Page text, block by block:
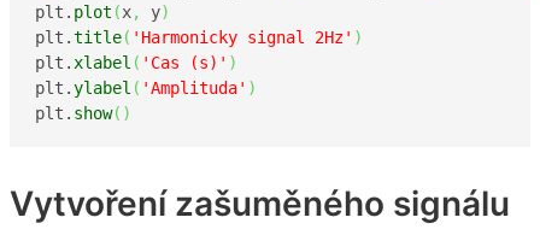
plt. plot (x, y)
plt.title( 'Harmonicky signal 2Hz' )
plt. xlabel ( 'Cas (s)' )
plt.ylabel ( 'Amplituda' )
plt. show( )
Vytvoření zašuměného signálu